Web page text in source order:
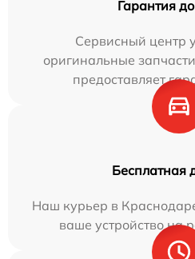
Гарантия
Сервисный центр
оригинальные
предоставляет
Бесплатная
Наш курьер в
ваше устройство на